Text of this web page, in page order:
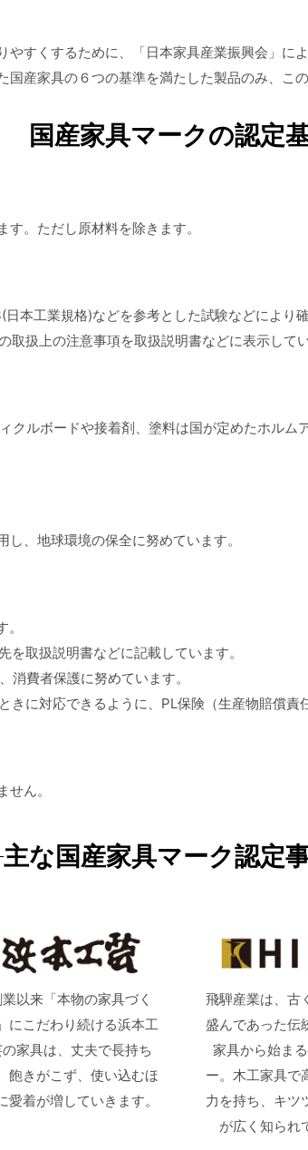
すくするために、「日本家具産業振興会」に
国産家具の６つの基準を満たした製品のみ、こ
国産家具マークの認定
。ただし原材料を除きます。
本工業規格)などを参考とした試験などにより確
扱上の注意事項を取扱説明書などに表示してい
クルボードや接着剤、塗料は国が定めたホ
、地球環境の保全に努めています。
取扱説明書などに記載しています。
消費者保護に努めています。
きに対応できるように、PL保険（生産物賠償責
ん。
主な国産家具マーク認定
以来「本物の家具づく
にこだわり続ける浜本工
家具は、丈夫で長持ち
飽きがこず、使い込むほ
愛着が増していきます。
飛騨産業は、古
盛んであった伝
家具から始ま
ー。木工家具で
力を持ち、キツ
が広く知られ